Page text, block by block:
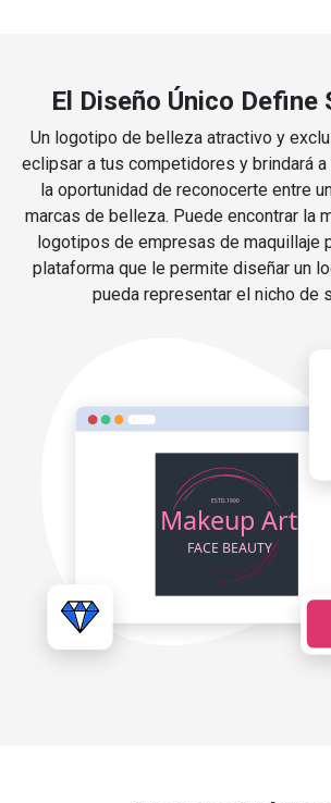
El Diseño Único Define
Un logotipo de belleza atractivo y
eclipsar a tus competidores y brindará
la oportunidad de reconocerte entre
marcas de belleza. Puede encontrar la
logotipos de empresas de maquillaje
plataforma que le permite diseñar un
pueda representar el nicho de